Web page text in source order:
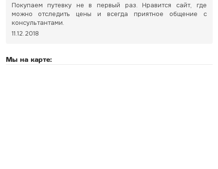
Покупаем путевку не в первый раз. Нравится сайт, где
можно отследить цены и всегда приятное общение с
консультантами.
11.12.2018
Мы на карте: